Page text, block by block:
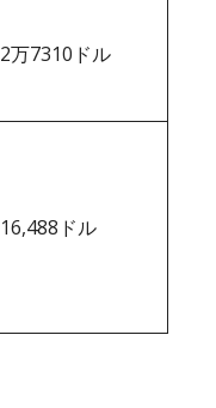
万7310ドル
ドル